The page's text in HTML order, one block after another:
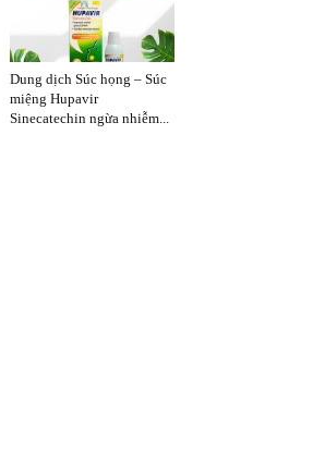
Dung dịch Súc họng – Súc
miệng Hupavir
Sinecatechin ngừa nhiễm...